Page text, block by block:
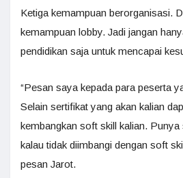
Ketiga kemampuan berorganisasi.
kemampuan lobby. Jadi jangan
pendidikan saja untuk mencapai
“Pesan saya kepada para peserta
Selain sertifikat yang akan kalian
kembangkan soft skill kalian.
kalau tidak diimbangi dengan soft
pesan Jarot.